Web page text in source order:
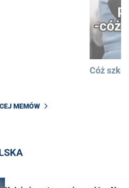
Cóż
MEMÓW